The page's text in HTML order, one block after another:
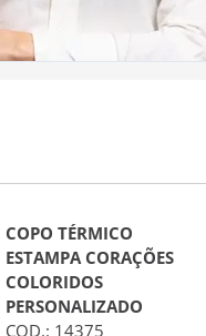
COPO TÉRMICO
ESTAMPA CORAÇÕES
COLORIDOS
PERSONALIZADO
COD.: 14375